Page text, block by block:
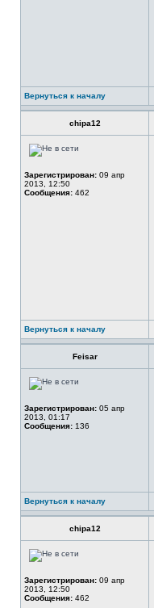
Вернуться к началу
chipa12
Зарегистрирован: 09 апр
2013, 12:50
Сообщения: 462
Вернуться к началу
Feisar
Зарегистрирован: 05 апр
2013, 01:17
Сообщения: 136
Вернуться к началу
chipa12
Зарегистрирован: 09 апр
2013, 12:50
Сообщения: 462